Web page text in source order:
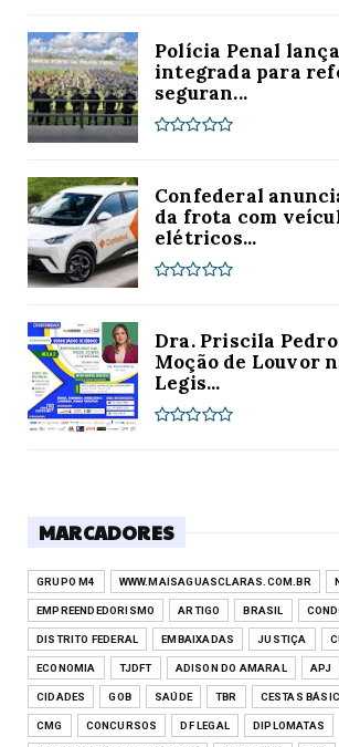
Polícia Penal
integrada para
seguran...
Confederal
da frota com
elétricos...
Dra. Priscila
Moção de Louvor
Legis...
MARCADORES
GRUPO M4 WWW.MAISAGUASCLARAS.COM.BR
EMPREENDEDORISMO ARTIGO BRASIL
DISTRITO FEDERAL EMBAIXADAS JUSTIÇA
ECONOMIA TJDFT ADISON DO AMARAL APJ
CIDADES GOB SAÚDE TBR CESTAS
CMG CONCURSOS DF LEGAL DIPLOMATAS